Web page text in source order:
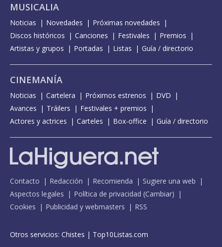
MUSICALIA
Noticias Novedades
Próximas novedades
Discos históricos
Canciones Festivales
Premios
Artistas y grupos
Portadas Listas Guía / directorio
CINEMANÍA
Noticias Cartelera Próximos estrenos
DVD
Avances
Tráilers
Festivales + premios
Actores y actrices
Carteles Box-office Guía / directorio
Contacto Redacción Recomienda
Sugiere una web
Aspectos legales
Política de privacidad (Cambiar)
Cookies
Publicidad y webmasters RSS
Otros servicios: Chistes | Top10Listas.com